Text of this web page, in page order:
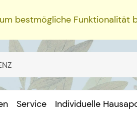
bestmögliche Funktionalität
Service Individuelle